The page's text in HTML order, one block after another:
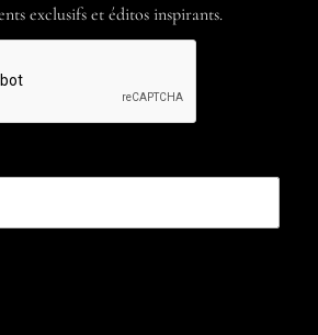
exclusifs et éditos inspirants.